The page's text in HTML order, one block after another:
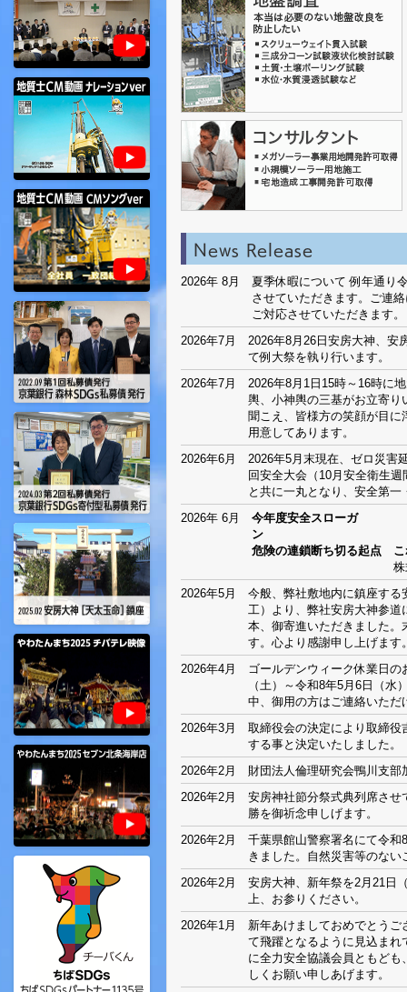
News Release
2026年 8月
夏季休暇について 例年通り
させていただきます。ご連
ご対応させていただきます。
2026年7月
2026年8月26日安房大神、安
て例大祭を執り行います。
2026年7月
2026年8月1日15時～16時に
輿、小神輿の三基がお立寄
聞こえ、皆様方の笑顔が目
用意してあります。
2026年6月
2026年5月末現在、ゼロ災害
回安全大会（10月安全衛生
と共に一丸となり、安全第
2026年 6月
今年度安全スローガ
ン 「
危険の連鎖断ち切る起点 こ
株式会社地質士
2026年5月
今般、弊社敷地内に鎮座す
工）より、弊社安房大神参
本、御寄進いただきました
す。心より感謝申し上げます
2026年4月
ゴールデンウィーク休業日
（土）～令和8年5月6日（
中、御用の方はご連絡いた
2026年3月
取締役会の決定により取締役
する事と決定いたしました。
2026年2月
財団法人倫理研究会鴨川支部
2026年2月
安房神社節分祭式典列席さ
勝を御祈念申しげます。
2026年2月
千葉県館山警察署名にて令和
きました。自然災害等のな
2026年2月
安房大神、新年祭を2月21日
上、お参りください。
2026年1月
新年あけましておめでとう
て飛躍となるように見込ま
に全力安全協議会員ともど
しくお願い申しあげます。